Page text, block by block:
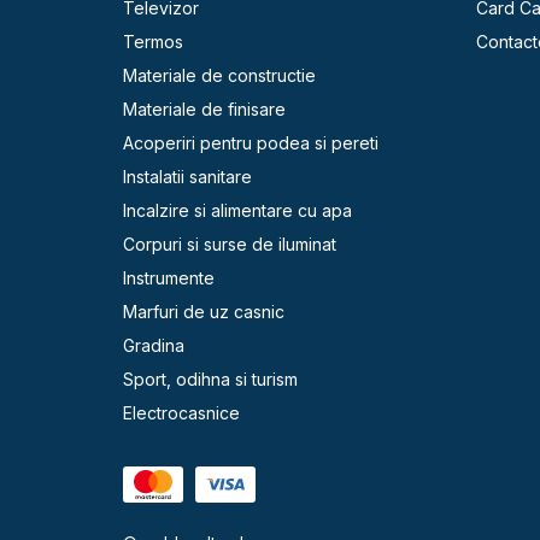
Televizor
Termos
Materiale de constructie
Materiale de finisare
Acoperiri pentru podea si pereti
Instalatii sanitare
Incalzire si alimentare cu apa
Corpuri si surse de iluminat
Instrumente
Marfuri de uz casnic
Gradina
Sport, odihna si turism
Electrocasnice
Card